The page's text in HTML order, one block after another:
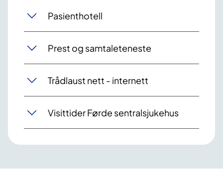
Pasienthotell
Prest og samtaleteneste
Trådlaust nett - internett
Visittider Førde sentralsjukehus